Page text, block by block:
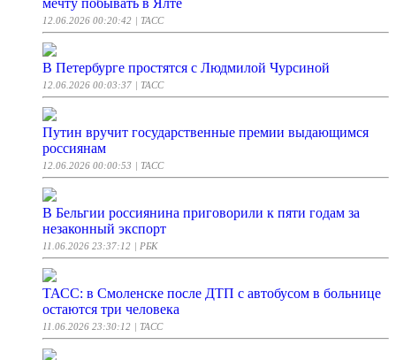
мечту побывать в Ялте
12.06.2026 00:20:42 | ТАСС
В Петербурге простятся с Людмилой Чурсиной
12.06.2026 00:03:37 | ТАСС
Путин вручит государственные премии выдающимся
россиянам
12.06.2026 00:00:53 | ТАСС
В Бельгии россиянина приговорили к пяти годам за
незаконный экспорт
11.06.2026 23:37:12 | РБК
ТАСС: в Смоленске после ДТП с автобусом в больнице
остаются три человека
11.06.2026 23:30:12 | ТАСС